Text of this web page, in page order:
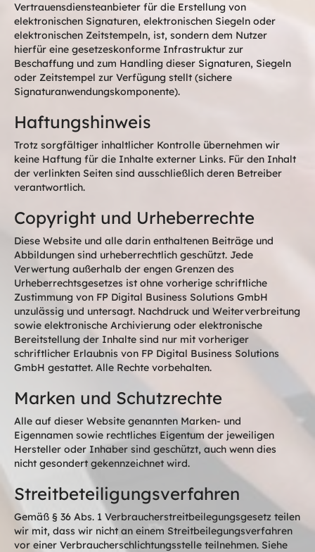
Vertrauensdiensteanbieter für die Erstellung von
elektronischen Signaturen, elektronischen Siegeln oder
elektronischen Zeitstempeln, ist, sondern dem Nutzer
hierfür eine gesetzeskonforme Infrastruktur zur
Beschaffung und zum Handling dieser Signaturen, Siegeln
oder Zeitstempel zur Verfügung stellt (sichere
Signaturanwendungskomponente).
Haftungshinweis
Trotz sorgfältiger inhaltlicher Kontrolle übernehmen wir
keine Haftung für die Inhalte externer Links. Für den Inhalt
der verlinkten Seiten sind ausschließlich deren Betreiber
verantwortlich.
Copyright und Urheberrechte
Diese Website und alle darin enthaltenen Beiträge und
Abbildungen sind urheberrechtlich geschützt. Jede
Verwertung außerhalb der engen Grenzen des
Urheberrechtsgesetzes ist ohne vorherige schriftliche
Zustimmung von FP Digital Business Solutions GmbH
unzulässig und untersagt. Nachdruck und Weiterverbreitung
sowie elektronische Archivierung oder elektronische
Bereitstellung der Inhalte sind nur mit vorheriger
schriftlicher Erlaubnis von FP Digital Business Solutions
GmbH gestattet. Alle Rechte vorbehalten.
Marken und Schutzrechte
Alle auf dieser Website genannten Marken- und
Eigennamen sowie rechtliches Eigentum der jeweiligen
Hersteller oder Inhaber sind geschützt, auch wenn dies
nicht gesondert gekennzeichnet wird.
Streitbeteiligungsverfahren
Gemäß § 36 Abs. 1 Verbraucherstreitbeilegungsgesetz teilen
wir mit, dass wir nicht an einem Streitbeilegungsverfahren
vor einer Verbraucherschlichtungsstelle teilnehmen. Siehe